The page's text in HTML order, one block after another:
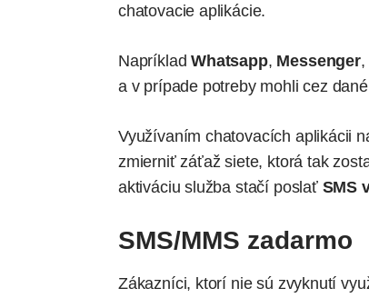
chatovacie aplikácie.
NapríkladWhatsapp, Messenger,
a v prípade potreby mohli cez
Využívaním chatovacích aplikácii
zmierniť záťaž siete, ktorá tak
aktiváciu služba stačí poslať SMS
SMS/MMS zadarmo
Zákazníci, ktorí nie sú zvyknutí